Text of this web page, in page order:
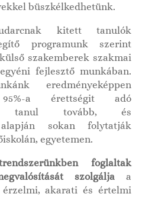
büszkélkedhetünk.
kitett tanulók
programunk szerint
szakemberek szakmai
fejlesztő munkában.
eredményeképpen
95%-a érettségit adó
tanul tovább, és
alapján sokan folytatják
egyetemen.
foglaltak
szolgálja
a
akarati és értelmi